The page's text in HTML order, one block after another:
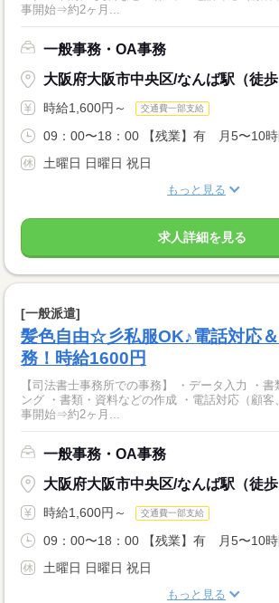
事開始⇒約2ヶ月...
一般事務・OA事務
大阪府大阪市中央区/なんば駅（徒歩
時給1,600円～ 交通費一部支給
09：00〜18：00 【残業】有 月5〜10時
土曜日 日曜日 祝日
もっと見る
求人詳細を見る
[一般派遣]
髪色自由☆彡私服OK♪電話対応
務！時給1600円
【司法書士事務所での事務】 ・データ入力 ・書
ング ・書類・資料などの作成 ・電話対応（顧
事開始⇒約2ヶ月...
一般事務・OA事務
大阪府大阪市中央区/なんば駅（徒歩
時給1,600円～ 交通費一部支給
09：00〜18：00 【残業】有 月5〜10時
土曜日 日曜日 祝日
もっと見る